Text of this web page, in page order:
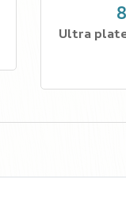
Ultra